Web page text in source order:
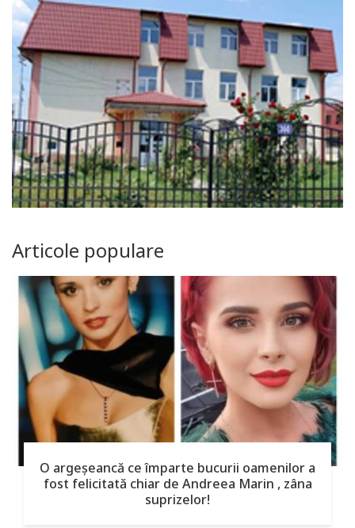
Articole populare
O argeşeancă ce împarte bucurii oamenilor a
fost felicitată chiar de Andreea Marin , zâna
suprizelor!